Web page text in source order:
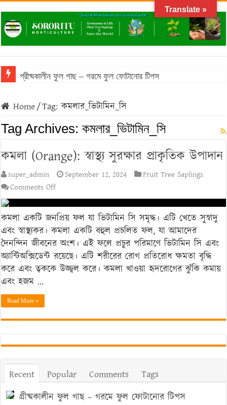
গ্রীষ্মকালীন ফুল গাছ – গরমে ফুল ফোটানোর টিপস
Home/Tag:কমলার_ভিটামিন_সি
Tag Archives:কমলার_ভিটামিন_সি
কমলা (Orange): স্বাস্থ্য সুরক্ষার প্রাকৃতিক উপাদান
super_admin September 12, 2024
Fruit Tree Saplings
Comments Offon
কমলা
(Orange):
স্বাস্থ্য
সুরক্ষার
প্রাকৃতিক
উপাদান
কমলা একটি জনপ্রিয় ফল যা ভিটামিন সি সমৃদ্ধ। এটি খেতে সুস্বাদু
এবং স্বাস্থ্যকর। কমলা একটি বহুল প্রচলিত ফল, যা আমাদের
দৈনন্দিন জীবনের অংশ। এই ফলে প্রচুর পরিমাণে ভিটামিন সি এবং
অ্যান্টিঅক্সিডেন্ট রয়েছে। এটি শরীরের রোগ প্রতিরোধ ক্ষমতা বৃদ্ধি
করে এবং ত্বককে উজ্জ্বল করে। কমলা খাওয়া হৃদরোগের ঝুঁকি কমায়
এবং হজম …
Read More »
Recent Popular Comments
Tags
গ্রীষ্মকালীন ফুল গাছ – গরমে ফুল ফোটানোর টিপস
Translate »